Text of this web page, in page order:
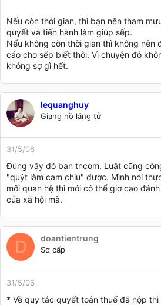
Nếu còn thời gian, thì bạn nên tham
quyết và tiến hành làm giúp sếp.
Nếu không còn thời gian thì không nên
cáo cho sếp biết thôi. Vì chuyện đó
không sợ gì hết.
lequanghuy
Giang hồ lãng tử
31/5/06
Đúng vậy đó bạn tncom. Luật cũng
"quýt làm cam chịu" được. Mình nói
mối quan hệ thì mới có thể giơ cao
của xã hội mà.
D doantientrung
Sơ cấp
31/5/06
* Về quy tắc quyết toán thuế đã nộp